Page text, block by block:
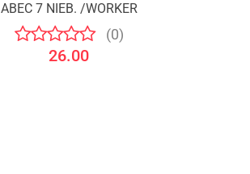
ABEC 7 NIEB. /WORKER
(0)
26.00